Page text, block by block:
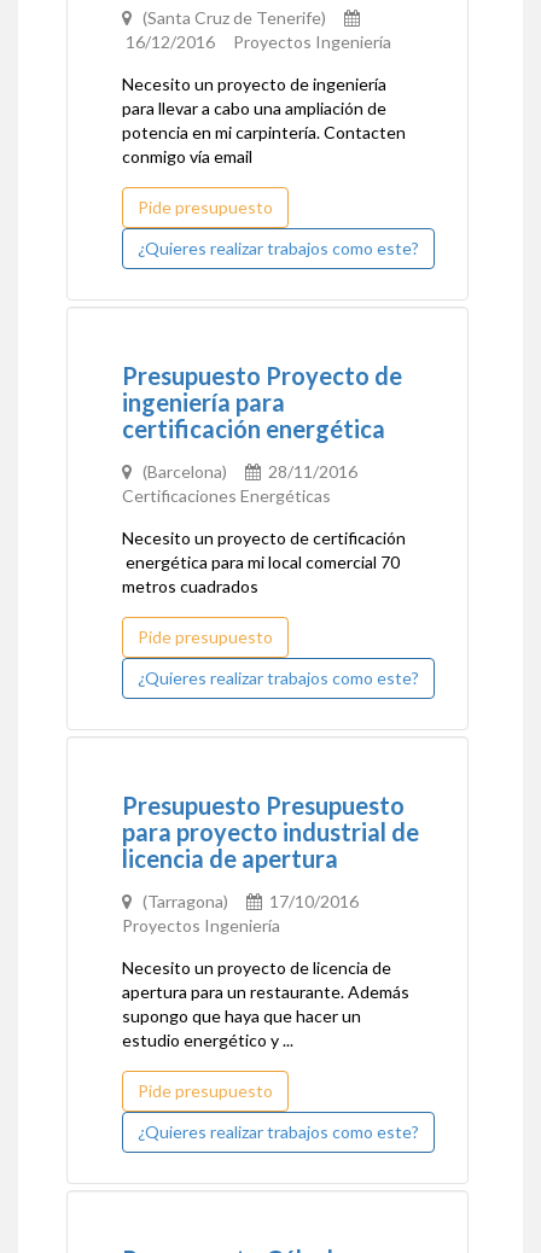
(Santa Cruz de Tenerife)
16/12/2016 Proyectos Ingeniería
Necesito un proyecto de ingeniería
para llevar a cabo una ampliación de
potencia en mi carpintería. Contacten
conmigo vía email
Pide presupuesto
¿Quieres realizar trabajos como este?
Presupuesto Proyecto de
ingeniería para
certificación energética
(Barcelona)
28/11/2016
Certificaciones Energéticas
Necesito un proyecto de certificación
energética para mi local comercial 70
metros cuadrados
Pide presupuesto
¿Quieres realizar trabajos como este?
Presupuesto Presupuesto
para proyecto industrial de
licencia de apertura
(Tarragona)
17/10/2016
Proyectos Ingeniería
Necesito un proyecto de licencia de
apertura para un restaurante. Además
supongo que haya que hacer un
estudio energético y ...
Pide presupuesto
¿Quieres realizar trabajos como este?